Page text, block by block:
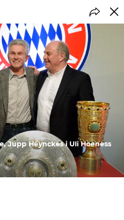
Jupp Heynckes i Uli Hoeness